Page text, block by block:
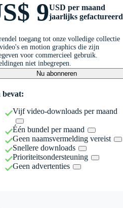
9USD per maand
jaarlijks gefactureerd
toegang tot onze volledige collectie
en motion graphics die zijn
voor commercieel gebruik.
niet inbegrepen.
Nu abonneren
bevat:
Vijf video-downloads per maand
Één bundel per maand
Geen naamsvermelding vereist
Snellere downloads
Prioriteitsondersteuning
Geen advertenties